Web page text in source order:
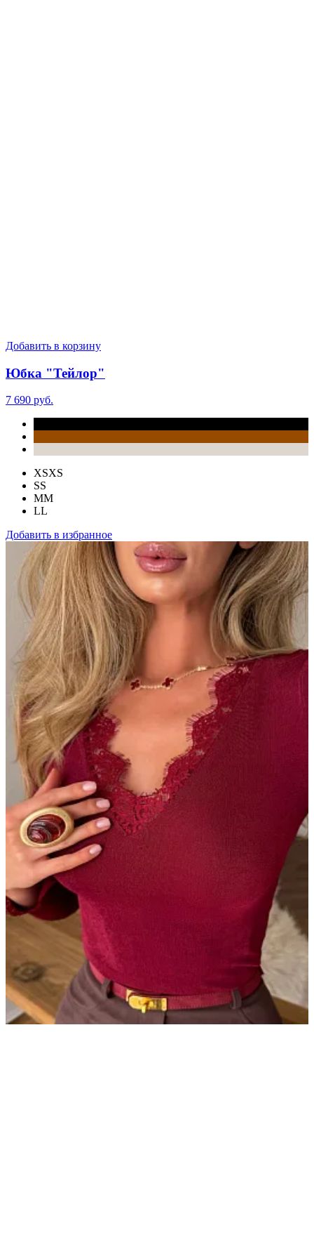
Добавить в корзину
Юбка "Тейлор"
7 690 руб.
XSXS
SS
MM
LL
Добавить в избранное